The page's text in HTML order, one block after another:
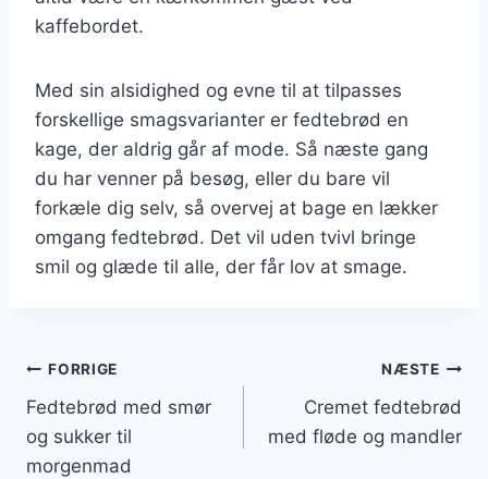
kaffebordet.
Med sin alsidighed og evne til at tilpasses
forskellige smagsvarianter er fedtebrød en
kage, der aldrig går af mode. Så næste gang
du har venner på besøg, eller du bare vil
forkæle dig selv, så overvej at bage en lækker
omgang fedtebrød. Det vil uden tvivl bringe
smil og glæde til alle, der får lov at smage.
Indlægsnavigation
FORRIGE
Fedtebrød med smør
og sukker til
morgenmad
NÆSTE
Cremet fedtebrød
med fløde og mandler